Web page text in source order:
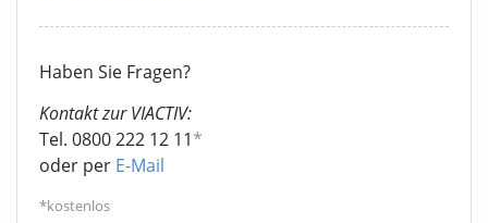
Haben Sie Fragen?
Kontakt zur VIACTIV:
Tel. 0800 222 12 11*
oder per E-Mail
*kostenlos